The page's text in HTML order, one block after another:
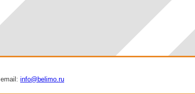
email: info@belimo.ru